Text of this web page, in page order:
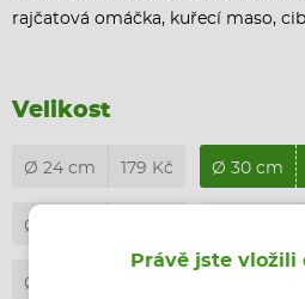
rajčatová omáčka, kuřecí maso,
Velikost
Ø 24 cm 179 Kč Ø 30 cm
Ø 35 cm
Ø 45 cm
Právě jste vložili